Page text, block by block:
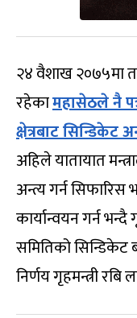
२४ वैशाख २०७५मा
रहेकामहासेठले नै
क्षेत्रबाट सिन्डिकेट
अहिले यातायात
अन्त्य गर्न सिफारिस
कार्यान्वयन गर्न
समितिको सिन्डिकेट
निर्णय गृहमन्त्री रबि